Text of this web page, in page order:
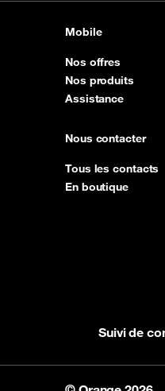
Mobile
Nos offres
Nos produits
Assistance
Nous contacter
Tous les contacts
En boutique
Suivi de